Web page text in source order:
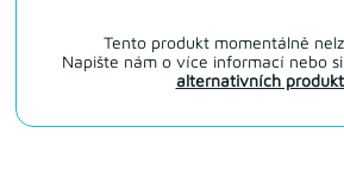
Tento produkt momentálně
Napište nám o více informací nebo
alternativních